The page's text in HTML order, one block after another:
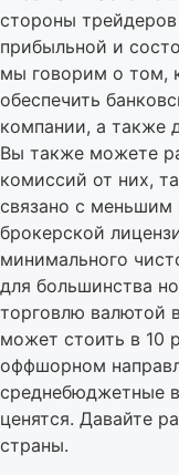
стороны
прибыльной и
мы говорим о том,
обеспечить
компании, а также
Вы также можете
комиссий от них,
связано с меньшим
брокерской
минимального
для большинства
торговлю валютой
может стоить в 10
оффшорном
среднебюджетные
ценятся. Давайте
страны.